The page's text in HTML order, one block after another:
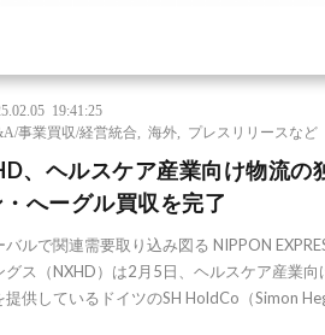
19:41:25
事業買収/経営統合
海外 プレスリリースなど
、ヘルスケア産業向け物流の
へーグル買収を完了
バルで関連需要取り込み図る NIPPON
グス（NXHD）は2月5日、ヘルスケア産業向
提供しているドイツのSH HoldCo（Simon